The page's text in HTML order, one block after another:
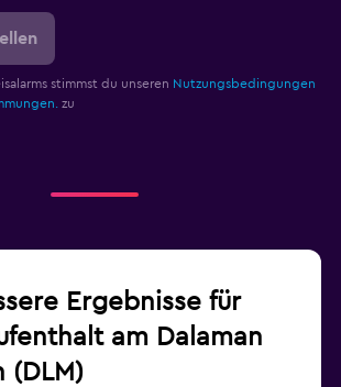
stimmst du unseren Nutzungsbedingungen
zu
Ergebnisse für
am Dalaman
(DLM)